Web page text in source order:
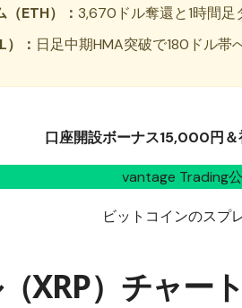
ETH）： 3,670ドル奪還と1時間
）： 日足中期HMA突破で180ドル帯
口座開設ボーナス15,000円
vantage Trading
ビットコインのスプ
XRP）チャー